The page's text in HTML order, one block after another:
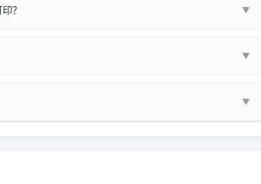
驱动名称通常显示为
是站长在实战中高频使用的，要是驱动有错或者不能用，
如果没有，再采用USB局域网共享方案。
级为独立网络打
统版本以及系统架构。
、Surface Pro X等 Windows ARM 系统设备，普通的
驱动。普通电脑用户请忽略本条。
？ ▼
打印任务】按钮，软件将自动安全停止后台服务、彻底
▼
；
▼